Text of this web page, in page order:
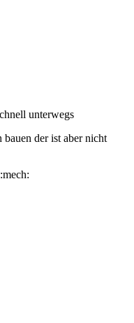
unterwegs
der ist aber nicht